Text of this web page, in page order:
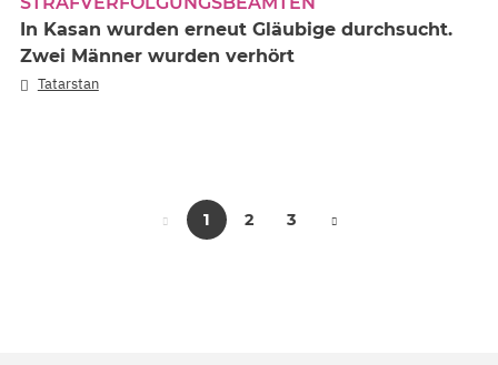
In Kasan wurden erneut Gläubige durchsucht.
Zwei Männer wurden verhört
Tatarstan
1 2 3